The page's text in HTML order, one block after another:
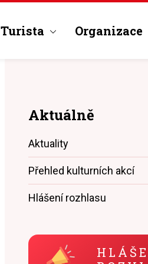
Turista Organizace
Aktuálně
Aktuality
Přehled kulturních akcí
Hlášení rozhlasu